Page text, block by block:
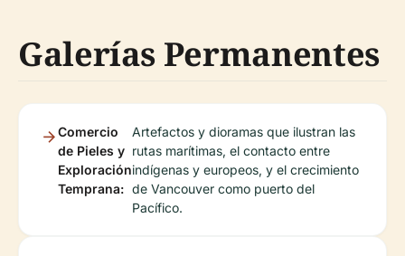
Galerías Permanentes
Comercio
de Pieles y
Exploración
Temprana:
Artefactos y dioramas que ilustran las
rutas marítimas, el contacto entre
indígenas y europeos, y el crecimiento
de Vancouver como puerto del
Pacífico.